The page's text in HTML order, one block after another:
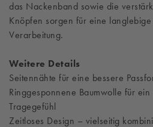
das Nackenband sowie die
Knöpfen sorgen für eine langlebige
Verarbeitung.
Weitere Details
Seitennähte für eine bessere
Ringgesponnene Baumwolle für
Tragegefühl
Zeitloses Design – vielseitig